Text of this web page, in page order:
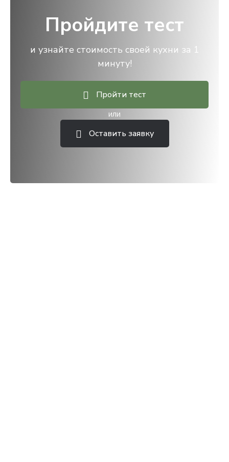
Пройдите тест
и узнайте стоимость своей кухни за 1
минуту!
Пройти тест
или
Оставить заявку